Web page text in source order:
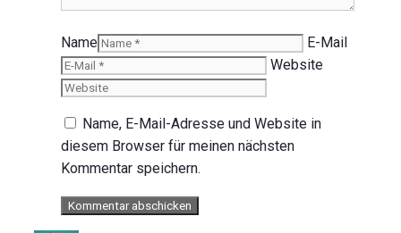
Name
E-Mail
Website
Name, E-Mail-Adresse und Website in
diesem Browser für meinen nächsten
Kommentar speichern.